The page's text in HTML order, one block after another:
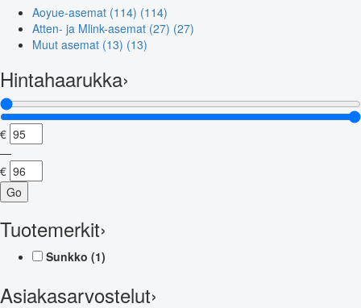
Aoyue-asemat (114) (114)
Atten- ja Mlink-asemat (27) (27)
Muut asemat (13) (13)
Hintahaarukka›
€
—
€
Go
Tuotemerkit›
Sunkko (1)
Asiakasarvostelut›